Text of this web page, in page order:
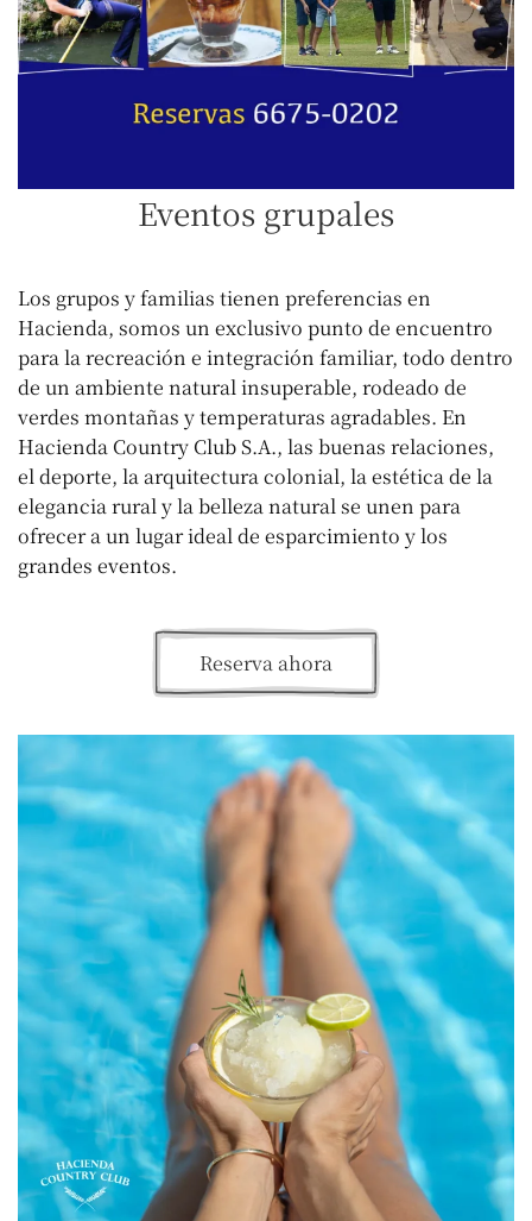
Eventos grupales
Los grupos y familias tienen preferencias en
Hacienda, somos un exclusivo punto de encuentro
para la recreación e integración familiar, todo dentro
de un ambiente natural insuperable, rodeado de
verdes montañas y temperaturas agradables. En
Hacienda Country Club S.A., las buenas relaciones,
el deporte, la arquitectura colonial, la estética de la
elegancia rural y la belleza natural se unen para
ofrecer a un lugar ideal de esparcimiento y los
grandes eventos.
Reserva ahora